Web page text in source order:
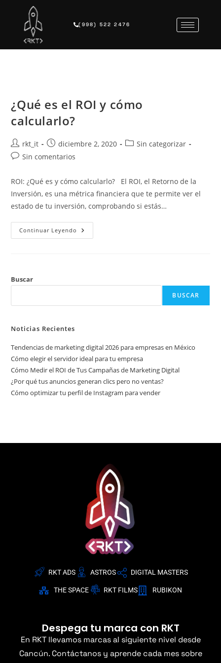
(998) 522 2476
¿Qué es el ROI y cómo
calcularlo?
rkt_it diciembre 2, 2020
Sin categorizar
Sin comentarios
ROI: ¿Qué es y cómo calcularlo? El ROI, el Retorno de la
Inversión, es una métrica financiera que te permite ver el
estado de tu inversión, comprobando si estás…
Continuar Leyendo
Buscar
BUSCAR
Noticias Recientes
Tendencias de marketing digital 2026 para empresas en México
Cómo elegir el servidor ideal para tu empresa
Cómo Medir el ROI de Tus Campañas de Marketing Digital
¿Por qué tus anuncios generan clics pero no ventas?
Cómo optimizar tu perfil de Instagram para vender
RKT ADS ASTROS DIGITAL MASTERS
THE SPACE RKT FILMS RUBIKON
Despega tu marca con RKT
En RKT llevamos marcas al siguiente nivel desde
Cancún. Contáctanos y aprende cada mes sobre